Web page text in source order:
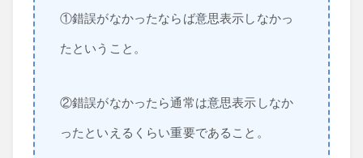
①錯誤がなかったならば意思表示しなかっ
たということ。
②錯誤がなかったら通常は意思表示しなか
ったといえるくらい重要であること。